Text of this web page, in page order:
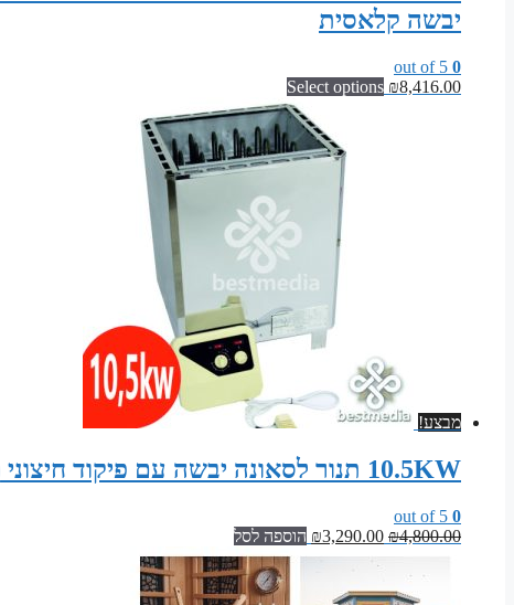
יבשה קלאסית
0
₪8,416.00
Select options
מבצע!
10.5KW תנור לסאונה יבשה עם פיקוד חיצוני (גוף נירוסטה)
0
₪4,800.00
המחיר
המקורי
₪4,800.00.
₪3,290.00
המחיר
הנוכחי
הוא:
₪3,290.00.
הוספה לסל